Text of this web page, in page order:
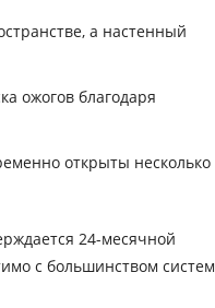
а настенный
ожогов благодаря
открыты несколько
24-месячной
с большинством систем